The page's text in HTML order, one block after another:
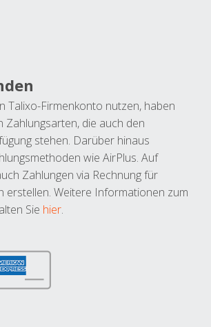
Talixo-Firmenkonto nutzen, haben
Zahlungsarten, die auch den
stehen. Darüber hinaus
wie AirPlus. Auf
Zahlungen via Rechnung für
erstellen. Weitere Informationen zum
Sie hier.